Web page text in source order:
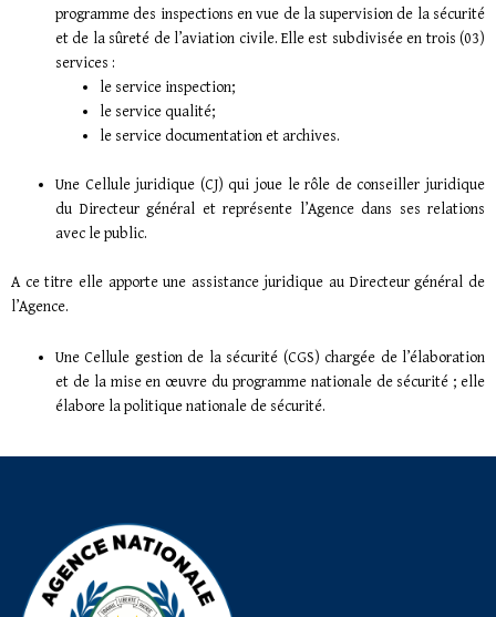
programme des inspections en vue de la supervision de la sécurité
et de la sûreté de l’aviation civile. Elle est subdivisée en trois (03)
services :
le service inspection;
le service qualité;
le service documentation et archives.
Une Cellule juridique (CJ) qui joue le rôle de conseiller juridique
du Directeur général et représente l’Agence dans ses relations
avec le public.
A ce titre elle apporte une assistance juridique au Directeur général de
l’Agence.
Une Cellule gestion de la sécurité (CGS) chargée de l’élaboration
et de la mise en œuvre du programme nationale de sécurité ; elle
élabore la politique nationale de sécurité.